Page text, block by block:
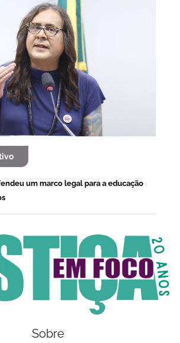
um marco legal para a educação
Sobre